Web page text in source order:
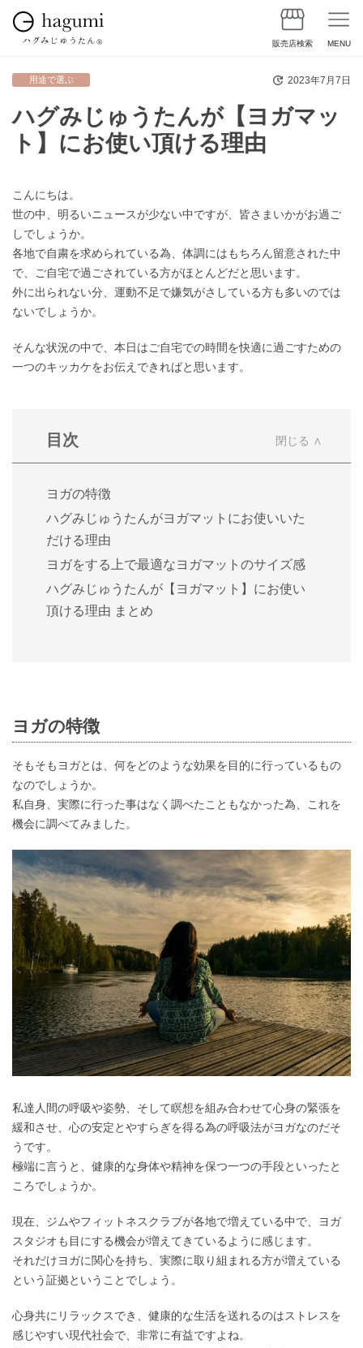
販売店検索 MENU
ハグみじゅうたんが【ヨガマッ
ト】にお使い頂ける理由
用途で選ぶ 2023年7月7日
こんにちは。
世の中、明るいニュースが少ない中ですが、皆さまいかがお過ご
しでしょうか。
各地で自粛を求められている為、体調にはもちろん留意された中
で、ご自宅で過ごされている方がほとんどだと思います。
外に出られない分、運動不足で嫌気がさしている方も多いのでは
ないでしょうか。
そんな状況の中で、本日はご自宅での時間を快適に過ごすための
一つのキッカケをお伝えできればと思います。
目次
ヨガの特徴
ハグみじゅうたんがヨガマットにお使いいた
だける理由
ヨガをする上で最適なヨガマットのサイズ感
ハグみじゅうたんが【ヨガマット】にお使い
頂ける理由 まとめ
ヨガの特徴
そもそもヨガとは、何をどのような効果を目的に行っているもの
なのでしょうか。
私自身、実際に行った事はなく調べたこともなかった為、これを
機会に調べてみました。
私達人間の呼吸や姿勢、そして瞑想を組み合わせて心身の緊張を
緩和させ、心の安定とやすらぎを得る為の呼吸法がヨガなのだそ
うです。
極端に言うと、健康的な身体や精神を保つ一つの手段といったと
ころでしょうか。
現在、ジムやフィットネスクラブが各地で増えている中で、ヨガ
スタジオも目にする機会が増えてきているように感じます。
それだけヨガに関心を持ち、実際に取り組まれる方が増えている
という証拠ということでしょう。
心身共にリラックスでき、健康的な生活を送れるのはストレスを
感じやすい現代社会で、非常に有益ですよね。